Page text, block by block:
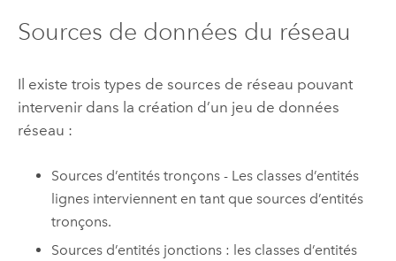
Sources de données du réseau
Il existe trois types de sources de réseau pouvant
intervenir dans la création d’un jeu de données
réseau :
Sources d’entités tronçons - Les classes d’entités
lignes interviennent en tant que sources d’entités
tronçons.
Sources d’entités jonctions : les classes d’entités